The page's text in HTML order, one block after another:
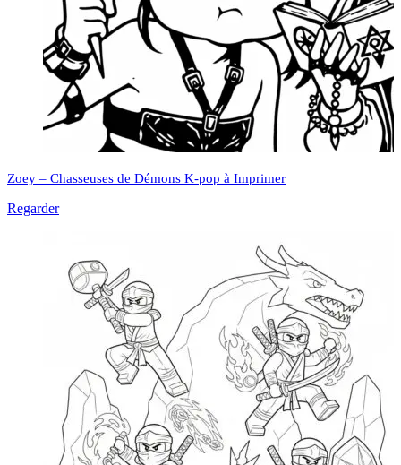
Zoey – Chasseuses de Démons K-pop à Imprimer
Regarder